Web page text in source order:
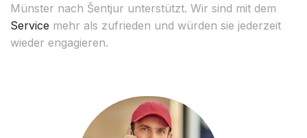
Münster nach Šentjur unterstützt. Wir sind mit dem
Service mehr als zufrieden und würden sie jederzeit
wieder engagieren.